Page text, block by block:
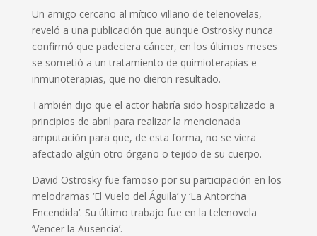
Un amigo cercano al mítico villano de telenovelas,
reveló a una publicación que aunque Ostrosky nunca
confirmó que padeciera cáncer, en los últimos meses
se sometió a un tratamiento de quimioterapias e
inmunoterapias, que no dieron resultado.
También dijo que el actor habría sido hospitalizado a
principios de abril para realizar la mencionada
amputación para que, de esta forma, no se viera
afectado algún otro órgano o tejido de su cuerpo.
David Ostrosky fue famoso por su participación en los
melodramas ‘El Vuelo del Águila’ y ‘La Antorcha
Encendida’. Su último trabajo fue en la telenovela
‘Vencer la Ausencia’.